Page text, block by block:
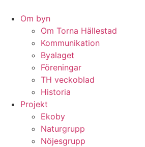
Om byn
Om Torna Hällestad
Kommunikation
Byalaget
Föreningar
TH veckoblad
Historia
Projekt
Ekoby
Naturgrupp
Nöjesgrupp